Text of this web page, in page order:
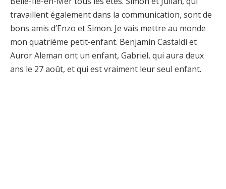
travaillent également dans la communication, sont de
bons amis d’Enzo et Simon. Je vais mettre au monde
mon quatrième petit-enfant. Benjamin Castaldi et
Auror Aleman ont un enfant, Gabriel, qui aura deux
ans le 27 août, et qui est vraiment leur seul enfant.